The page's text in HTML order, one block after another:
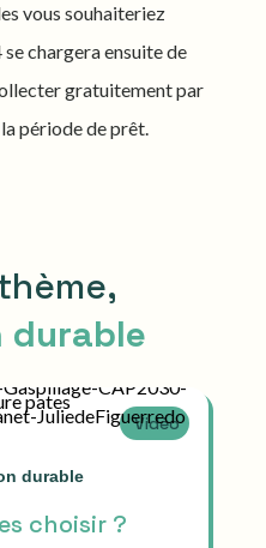
vous souhaiteriez
chargera ensuite de
gratuitement par
période de prêt.
Vidéo
durable
choisir ?